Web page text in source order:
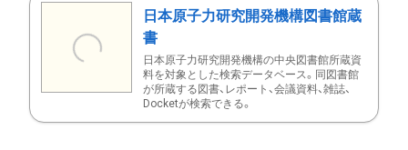
日本原子力研究開発機構図書館蔵
書
日本原子力研究開発機構の中央図書館所蔵資
料を対象とした検索データベース。同図書館
が所蔵する図書、レポート、会議資料、雑誌、
Docketが検索できる。